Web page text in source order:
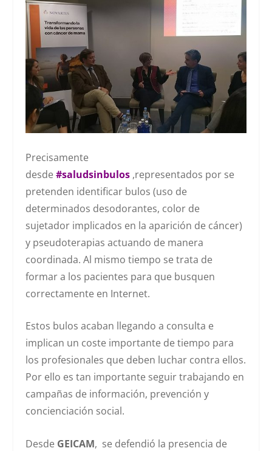
Precisamente
desde#saludsinbulos ,representados por se
pretenden identificar bulos (uso de
determinados desodorantes, color de
sujetador implicados en la aparición de cáncer)
y pseudoterapias actuando de manera
coordinada. Al mismo tiempo se trata de
formar a los pacientes para que busquen
correctamente en Internet.
Estos bulos acaban llegando a consulta e
implican un coste importante de tiempo para
los profesionales que deben luchar contra ellos.
Por ello es tan importante seguir trabajando en
campañas de información, prevención y
concienciación social.
Desde GEICAM, se defendió la presencia de